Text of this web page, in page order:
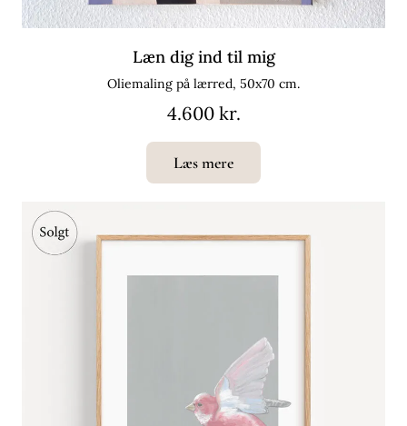
Læn dig ind til mig
Oliemaling på lærred, 50x70 cm.
4.600 kr.
Læs mere